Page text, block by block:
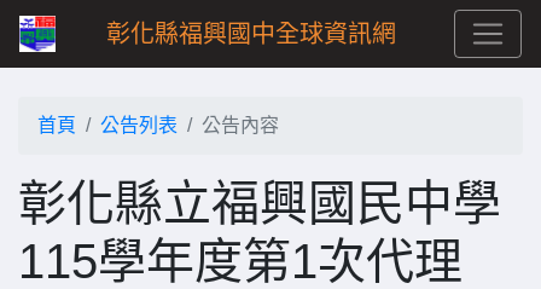
彰化縣福興國中全球資訊網
首頁 公告列表 公告內容
彰化縣立福興國民中學
115學年度第1次代理